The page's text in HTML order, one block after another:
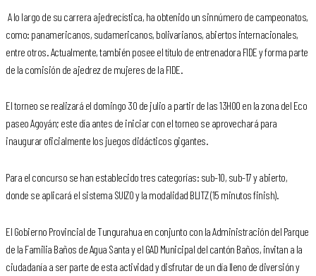
A lo largo de su carrera ajedrecística, ha obtenido un sinnúmero de campeonatos,
como: panamericanos, sudamericanos, bolivarianos, abiertos internacionales,
entre otros. Actualmente, también posee el título de entrenadora FIDE y forma parte
de la comisión de ajedrez de mujeres de la FIDE.
El torneo se realizará el domingo 30 de julio a partir de las 13H00 en la zona del Eco
paseo Agoyán; este día antes de iniciar con el torneo se aprovechará para
inaugurar oficialmente los juegos didácticos gigantes.
Para el concurso se han establecido tres categorías: sub-10, sub-17 y abierto,
donde se aplicará el sistema SUIZO y la modalidad BLITZ (15 minutos finish).
El Gobierno Provincial de Tungurahua en conjunto con la Administración del Parque
de la Familia Baños de Agua Santa y el GAD Municipal del cantón Baños, invitan a la
ciudadanía a ser parte de esta actividad y disfrutar de un día lleno de diversión y